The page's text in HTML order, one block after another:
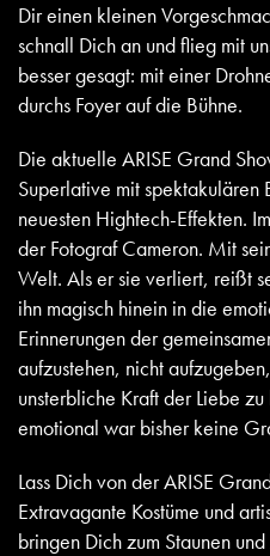
Dir einen kleinen
schnall Dich an und flieg mit
besser gesagt: mit einer
durchs Foyer auf die Bühne.
Die aktuelle ARISE Grand
Superlative mit spektakulären
neuesten Hightech-Effekten.
der Fotograf Cameron. Mit
Welt. Als er sie verliert, reißt
ihn magisch hinein in die
Erinnerungen der
aufzustehen, nicht
unsterbliche Kraft der Liebe
emotional war bisher keine
Lass Dich von der ARISE
Extravagante Kostüme und
bringen Dich zum Staunen